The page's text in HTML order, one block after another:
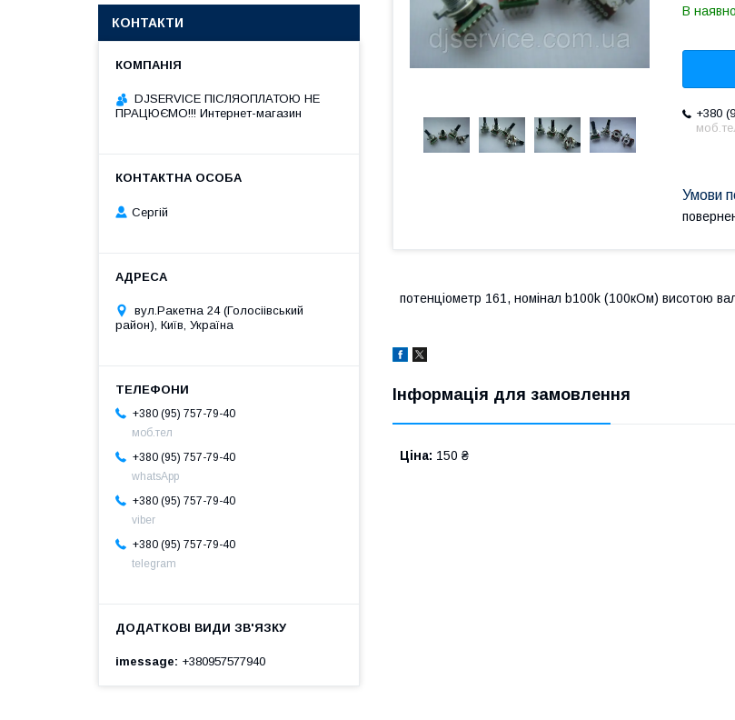
В
+380
потенціометр 161, номінал b100k (100кОм) висотою
Інформація для замовлення
Ціна: 150 ₴
КОНТАКТИ
DJSERVICE ПІСЛЯОПЛАТОЮ НЕ
ПРАЦЮЄМО!!! Интернет-магазин
Сергій
вул.Ракетна 24 (Голосіівський
район), Київ, Україна
+380 (95) 757-79-40
моб.тел
+380 (95) 757-79-40
whatsApp
+380 (95) 757-79-40
viber
+380 (95) 757-79-40
telegram
imessage +380957577940